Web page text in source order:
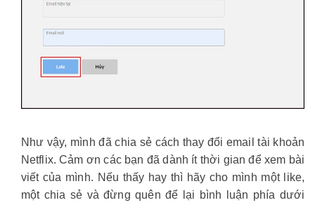
Như vậy, mình đã chia sẻ cách thay đổi email tài khoản
Netflix. Cảm ơn các bạn đã dành ít thời gian để xem bài
viết của mình. Nếu thấy hay thì hãy cho mình một like,
một chia sẻ và đừng quên để lại bình luận phía dưới